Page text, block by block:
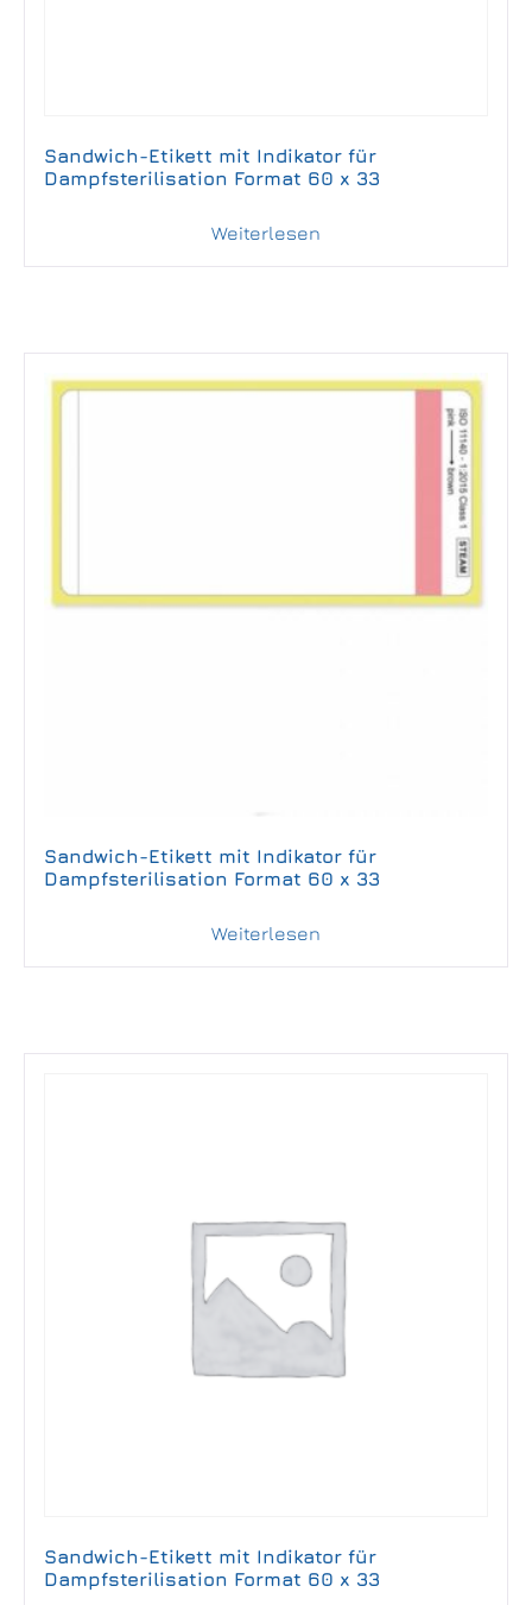
Sandwich-Etikett mit Indikator für
Dampfsterilisation Format 60 x 33
Weiterlesen
Sandwich-Etikett mit Indikator für
Dampfsterilisation Format 60 x 33
Weiterlesen
Sandwich-Etikett mit Indikator für
Dampfsterilisation Format 60 x 33